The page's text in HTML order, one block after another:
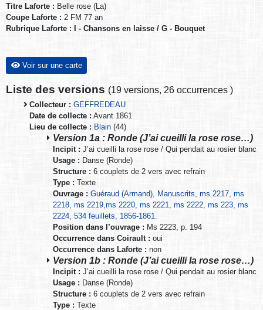
Titre Laforte : Belle rose (La)
Coupe Laforte : 2 FM 77 an
Rubrique Laforte : I - Chansons en laisse / G - Bouquet
Voir sur une carte
Liste des versions (19 versions, 26 occurrences )
Collecteur : GEFFREDEAU
Date de collecte : Avant 1861
Lieu de collecte : Blain (44)
Version 1a : Ronde (J’ai cueilli la rose rose…)
Incipit : J’ai cueilli la rose rose / Qui pendait au rosier blanc
Usage : Danse (Ronde)
Structure : 6 couplets de 2 vers avec refrain
Type : Texte
Ouvrage : Guéraud (Armand), Manuscrits, ms 2217, ms
2218, ms 2219,ms 2220, ms 2221, ms 2222, ms 223, ms
2224, 534 feuillets, 1856-1861.
Position dans l’ouvrage : Ms 2223, p. 194
Occurrence dans Coirault : oui
Occurrence dans Laforte : non
Version 1b : Ronde (J’ai cueilli la rose rose…)
Incipit : J’ai cueilli la rose rose / Qui pendait au rosier blanc
Usage : Danse (Ronde)
Structure : 6 couplets de 2 vers avec refrain
Type : Texte